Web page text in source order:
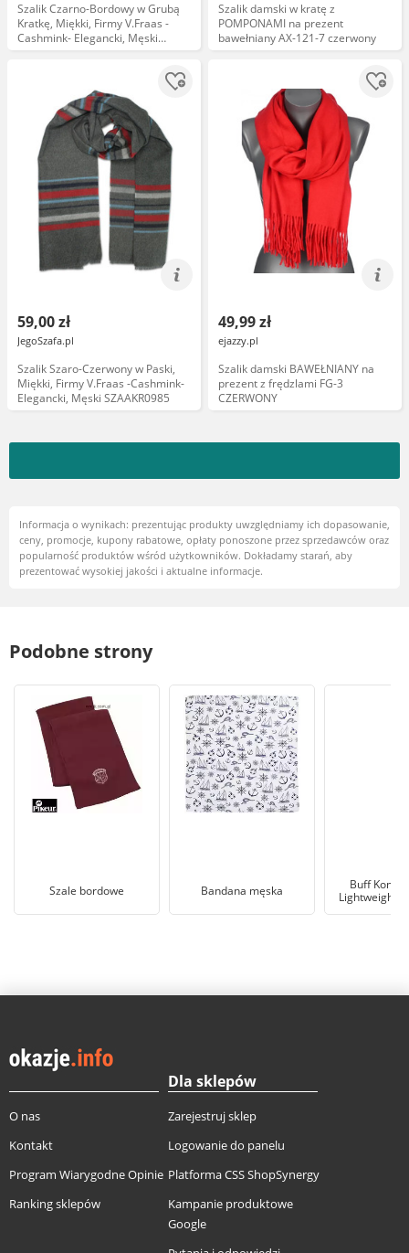
Szalik Czarno-Bordowy w Grubą
Kratkę, Miękki, Firmy V.Fraas -
Cashmink- Elegancki, Męski
SZAAKR0822
Szalik damski w kratę z
POMPONAMI na prezent
bawełniany AX-121-7 czerwony
59,00 zł
JegoSzafa.pl
Szalik Szaro-Czerwony w Paski,
Miękki, Firmy V.Fraas -Cashmink-
Elegancki, Męski SZAAKR0985
49,99 zł
ejazzy.pl
Szalik damski BAWEŁNIANY na
prezent z frędzlami FG-3
CZERWONY
Informacja o wynikach: prezentując produkty uwzględniamy ich dopasowanie,
ceny, promocje, kupony rabatowe, opłaty ponoszone przez sprzedawców oraz
popularność produktów wśród użytkowników. Dokładamy starań, aby
prezentować wysokiej jakości i aktualne informacje.
Podobne strony
Szale bordowe Bandana męska
Buff
Lightweight
O nas
Kontakt
Program Wiarygodne Opinie
Ranking sklepów
Dla sklepów
Zarejestruj sklep
Logowanie do panelu
Platforma CSS ShopSynergy
Kampanie produktowe
Google